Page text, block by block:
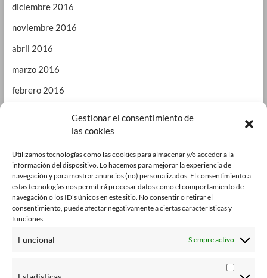
Gestionar el consentimiento de
las cookies
Utilizamos tecnologías como las cookies para almacenar y/o acceder a la
información del dispositivo. Lo hacemos para mejorar la experiencia de
navegación y para mostrar anuncios (no) personalizados. El consentimiento a
estas tecnologías nos permitirá procesar datos como el comportamiento de
navegación o los ID's únicos en este sitio. No consentir o retirar el
consentimiento, puede afectar negativamente a ciertas características y
funciones.
Funcional Siempre activo
diciembre 2016
noviembre 2016
abril 2016
marzo 2016
febrero 2016
septiembre 2015
enero 2015
octubre 2014
julio 2014
junio 2014
enero 2014